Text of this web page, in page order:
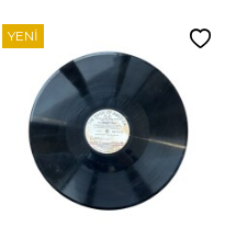
YENI